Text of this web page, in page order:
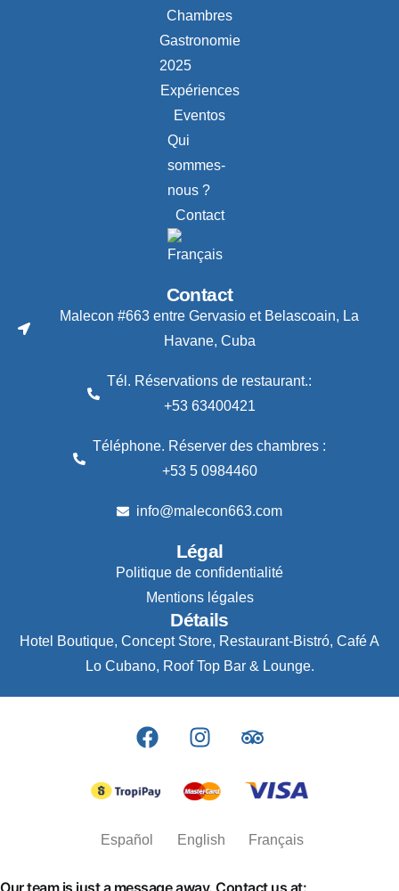
Chambres
Gastronomie
2025
Expériences
Eventos
Qui
sommes-
nous ?
Contact
Contact
Malecon #663 entre Gervasio et Belascoain, La
Havane, Cuba
Tél. Réservations de restaurant.:
+53 63400421
Téléphone. Réserver des chambres :
+53 5 0984460
info@malecon663.com
Légal
Politique de confidentialité
Mentions légales
Détails
Hotel Boutique, Concept Store, Restaurant-Bistró, Café A
Lo Cubano, Roof Top Bar & Lounge.
Español English Français